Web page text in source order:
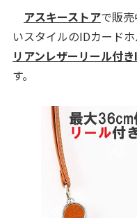
アスキーストアで販
いスタイルのIDカード
リアンレザーリール付
す。